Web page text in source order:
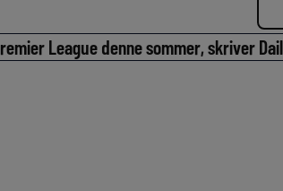
League denne sommer, skriver